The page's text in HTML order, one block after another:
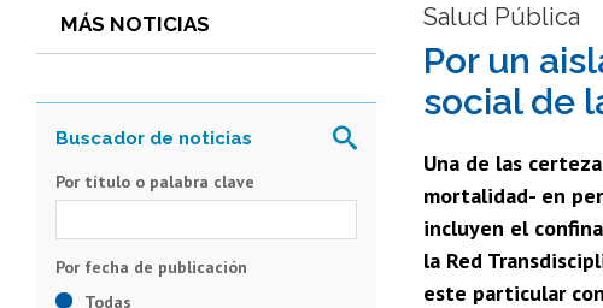
MÁS NOTICIAS Salud Pública
Por un
social de
Una de las
mortalidad- en
incluyen el
la Red
este particular
Por título o palabra clave
Todas